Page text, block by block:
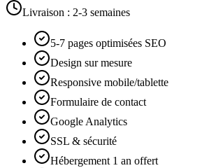
Livraison : 2-3 semaines
5-7 pages optimisées SEO
Design sur mesure
Responsive mobile/tablette
Formulaire de contact
Google Analytics
SSL & sécurité
Hébergement 1 an offert